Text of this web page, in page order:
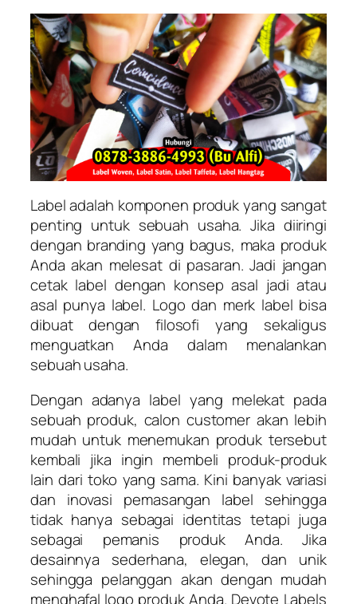
Label adalah komponen produk yang sangat
penting untuk sebuah usaha. Jika diiringi
dengan branding yang bagus, maka produk
Anda akan melesat di pasaran. Jadi jangan
cetak label dengan konsep asal jadi atau
asal punya label. Logo dan merk label bisa
dibuat dengan filosofi yang sekaligus
menguatkan Anda dalam menalankan
sebuah usaha.
Dengan adanya label yang melekat pada
sebuah produk, calon customer akan lebih
mudah untuk menemukan produk tersebut
kembali jika ingin membeli produk-produk
lain dari toko yang sama. Kini banyak variasi
dan inovasi pemasangan label sehingga
tidak hanya sebagai identitas tetapi juga
sebagai pemanis produk Anda. Jika
desainnya sederhana, elegan, dan unik
sehingga pelanggan akan dengan mudah
menghafal logo produk Anda. Devote Labels